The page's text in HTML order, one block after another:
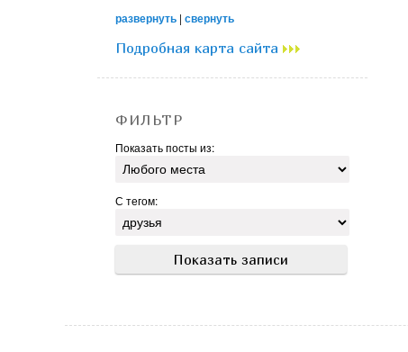
развернуть | свернуть
Подробная карта сайта
ФИЛЬТР
Показать посты из:
С тегом: